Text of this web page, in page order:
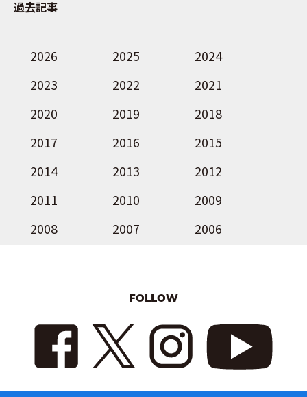
過去記事
2026 2025
2024
2023
2022
2021
2020
2019
2018
2017
2016
2015
2014
2013
2012
2011
2010
2009
2008
2007 2006
FOLLOW